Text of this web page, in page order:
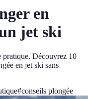
en
jet ski
pratique. Découvrez 10
en jet ski sans
#conseils plongée